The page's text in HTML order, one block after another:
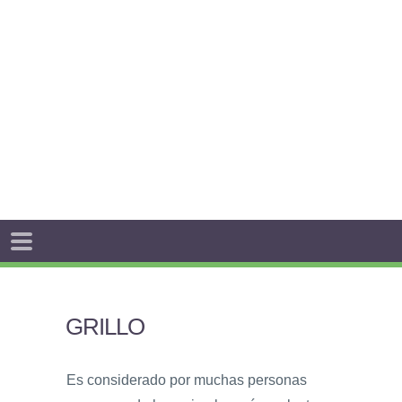
GRILLO
Es considerado por muchas personas